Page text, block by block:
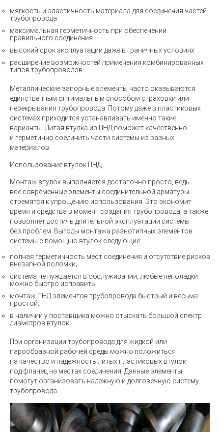
мягкость и эластичность материала для соединения частей
трубопровода
максимальная герметичность при обеспечении
правильного соединения
высокий срок эксплуатации даже в граничных условиях
расширение возможностей применения комбинированных
типов трубопроводов
Металлические запорные элементы часто оказываются
единственным оптимальным способом страховки или
перекрывания трубопровода. Потому даже в пластиковых
системах приходится устанавливать именно такие
варианты. Литая втулка из ПНД поможет качественно
и герметично соединить части системы из разных
материалов.
Использование втулок ПНД
Монтаж втулок выполняется достаточно просто, ведь
все современные элементы соединительной арматуры
стремятся к упрощению использования. Это экономит
время и средства в момент создания трубопровода, а также
позволяет достичь длительной эксплуатации системы
без проблем. Выгоды монтажа разнотипных элементов
системы с помощью втулок следующие:
полная герметичность мест соединения и отсутствие рисков
внезапной поломки;
система не нуждается в обслуживании, любые неполадки
можно быстро исправить;
монтаж ПНД элементов трубопровода быстрый и весьма
простой;
в наличии у поставщика можно отыскать большой спектр
диаметров втулок.
При организации трубопровода для жидкой или
парообразной рабочей среды можно положиться
на качество и надежность литых пластиковых втулок
под фланец на местах соединения. Данные элементы
помогут организовать надежную и долговечную систему
трубопровода.